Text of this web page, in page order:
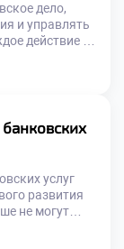
дело,
и управлять
действие —
[…]
услуг
развития
не могут
продукт